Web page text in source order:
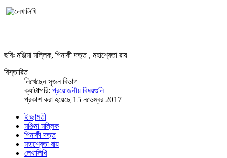
ছবিঃ মঞ্জিমা মল্লিক, পিনাকী দত্ত , মহাশ্বেতা রায়
বিস্তারিত
লিখেছেনসৃজন বিভাগ
ক্যাটfগরি: প্রয়োজনীয় বিষয়গুলি
প্রকাশ করা হয়েছে 15 নভেম্বর 2017
ইচ্ছামতী
মঞ্জিমা মল্লিক
পিনাকী দত্ত
মহাশ্বেতা রায়
লেখালিখি